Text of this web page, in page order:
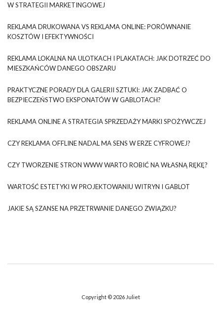
W STRATEGII MARKETINGOWEJ
REKLAMA DRUKOWANA VS REKLAMA ONLINE: PORÓWNANIE
KOSZTÓW I EFEKTYWNOŚCI
REKLAMA LOKALNA NA ULOTKACH I PLAKATACH: JAK DOTRZEĆ DO
MIESZKAŃCÓW DANEGO OBSZARU
PRAKTYCZNE PORADY DLA GALERII SZTUKI: JAK ZADBAĆ O
BEZPIECZEŃSTWO EKSPONATÓW W GABLOTACH?
REKLAMA ONLINE A STRATEGIA SPRZEDAŻY MARKI SPOŻYWCZEJ
CZY REKLAMA OFFLINE NADAL MA SENS W ERZE CYFROWEJ?
CZY TWORZENIE STRON WWW WARTO ROBIĆ NA WŁASNĄ RĘKĘ?
WARTOŚĆ ESTETYKI W PROJEKTOWANIU WITRYN I GABLOT
JAKIE SĄ SZANSE NA PRZETRWANIE DANEGO ZWIĄZKU?
Copyright © 2026 Juliet